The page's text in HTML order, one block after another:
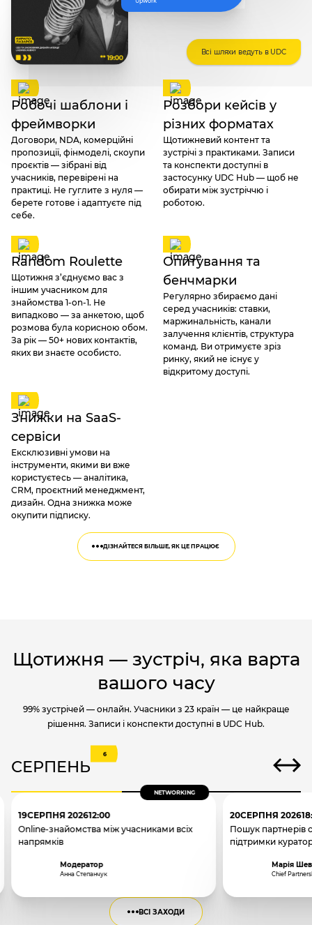
Робочі шаблони і
фреймворки
Договори, NDA, комерційні
пропозиції, фінмоделі, скоупи
проєктів — зібрані від
учасників, перевірені на
практиці. Не гуглите з нуля —
берете готове і адаптуєте під
себе.
Розбори кейсів у
різних форматах
Щотижневий контент та
зустрічі з практиками. Записи
та конспекти доступні в
застосунку UDC Hub — щоб не
обирати між зустріччю і
роботою.
Random Roulette
Щотижня з’єднуємо вас з
іншим учасником для
знайомства 1-on-1. Не
випадково — за анкетою, щоб
розмова була корисною обом.
За рік — 50+ нових контактів,
яких ви знаєте особисто.
Опитування та
бенчмарки
Регулярно збираємо дані
серед учасників: ставки,
маржинальність, канали
залучення клієнтів, структура
команд. Ви отримуєте зріз
ринку, який не існує у
відкритому доступі.
Знижки на SaaS-
сервіси
Ексклюзивні умови на
інструменти, якими ви вже
користуєтесь — аналітика,
CRM, проєктний менеджмент,
дизайн. Одна знижка може
окупити підписку.
Всі шляхи ведуть в UDC
ДІЗНАЙТЕСЯ БІЛЬШЕ, ЯК ЦЕ ПРАЦЮЄ
Щотижня — зустріч, яка варта
вашого часу
99% зустрічей — онлайн. Учасники з 23 країн — це найкраще
рішення. Записи і конспекти доступні в UDC Hub.
СЕРПЕНЬ
6
NETWORKING
19СЕРПНЯ 202612:00
Online-знайомства між учасниками всіх
напрямків
Модератор
Анна Степанчук
20СЕРПНЯ 2026
Пошук партнерів
підтримки
Марія
Chief
ВСІ ЗАХОДИ